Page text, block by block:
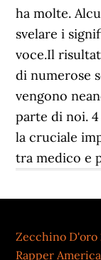
Zecchino D'oro
Rapper